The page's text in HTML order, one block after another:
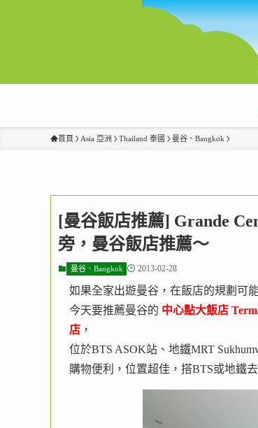
首頁 Asia 亞洲 Thailand 泰國 曼谷、Bangkok
[曼谷飯店推薦] Grande
旁，曼谷飯店推薦～
曼谷、Bangkok 2013-02-28
如果全家出遊曼谷，在飯店的規劃可
今天要推薦曼谷的 中心點大飯店
店 ，
位於BTS ASOK站、地鐵MRT
購物便利，位置超佳，搭BTS或地鐵